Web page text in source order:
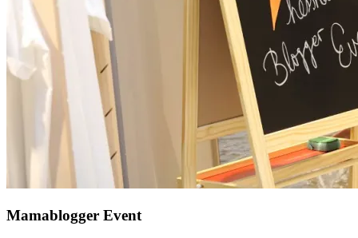
Mamablogger Event